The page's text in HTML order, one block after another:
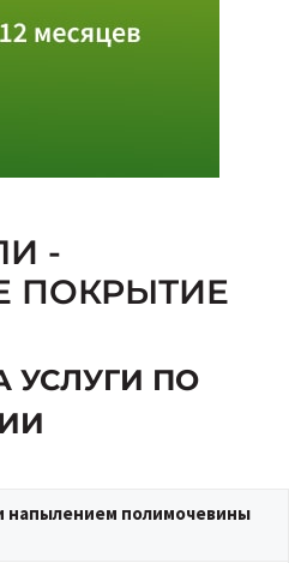
-
ПОКРЫТИЕ
УСЛУГИ ПО
напылением полимочевины